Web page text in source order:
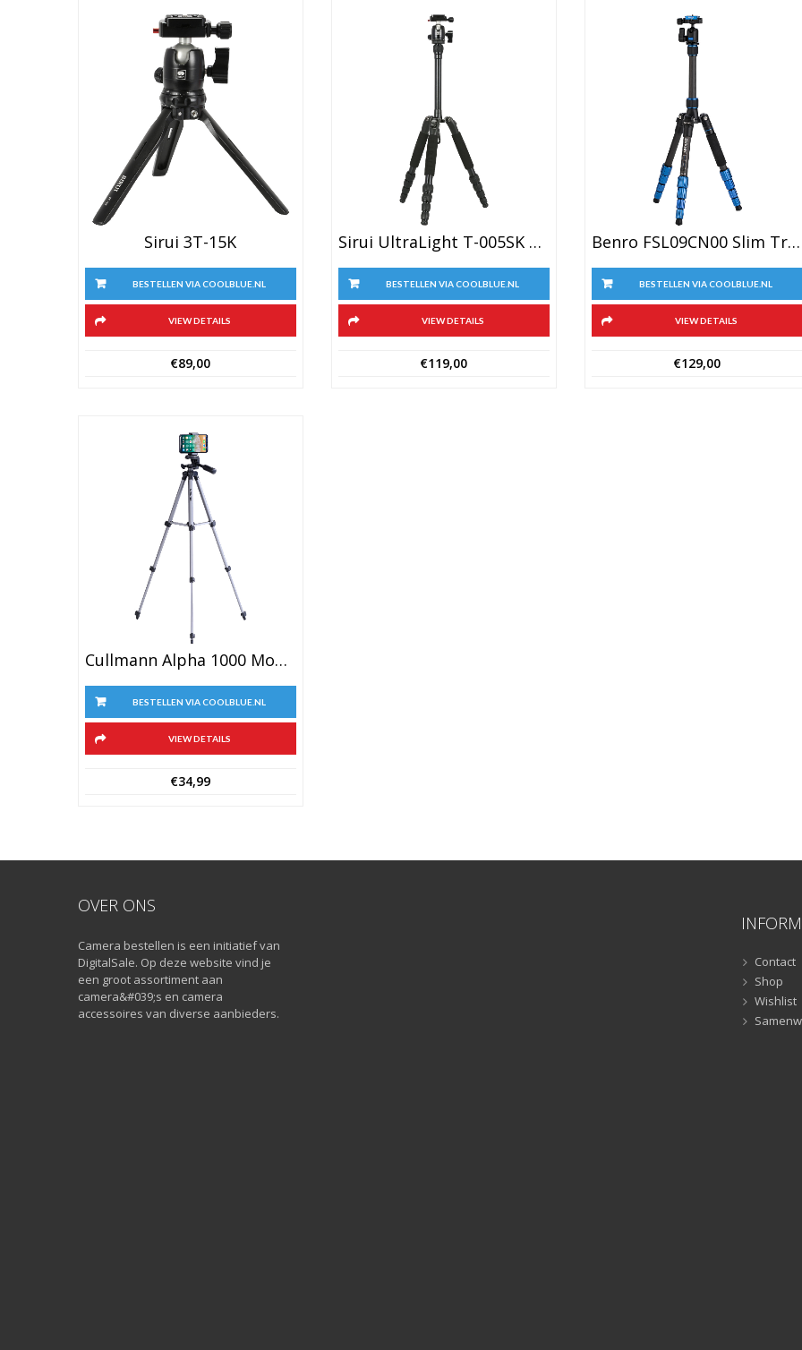
Sirui 3T-15K
BESTELLEN VIA COOLBLUE.NL
VIEW DETAILS
€89,00
Sirui UltraLight T-005SK + B-00K Zwart
BESTELLEN VIA COOLBLUE.NL
VIEW DETAILS
€119,00
Benro FSL09CN00 Slim Travel Statief Kit Carbon
BESTELLEN VIA COOLBLUE.NL
VIEW DETAILS
€129,00
Cullmann Alpha 1000 Mobile
BESTELLEN VIA COOLBLUE.NL
VIEW DETAILS
€34,99
OVER ONS
Camera bestellen is een initiatief van
DigitalSale. Op deze website vind je
een groot assortiment aan
camera&#039;s en camera
accessoires van diverse aanbieders.
Contact
Shop
Wishlist